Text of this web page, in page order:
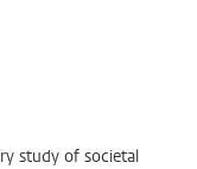
study of societal